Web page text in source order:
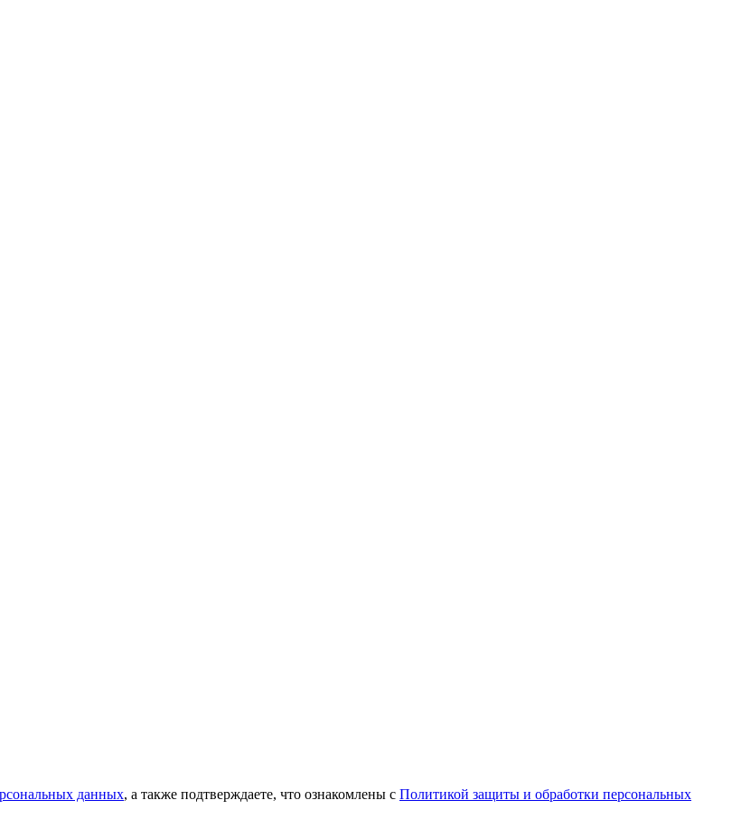
данных, а также подтверждаете, что ознакомлены с Политикой защиты и обработки персональных